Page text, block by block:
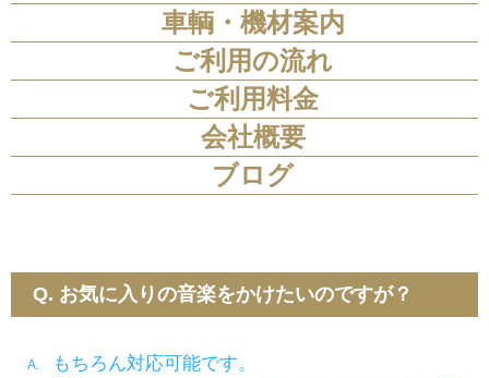
車輌・機材案内
ご利用の流れ
ご利用料金
会社概要
ブログ
Q. お気に入りの音楽をかけたいのですが？
A.
もちろん対応可能です。